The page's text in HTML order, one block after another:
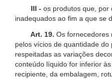
III - os produtos que, por
inadequados ao fim a que se
Art. 19. Os fornecedores
pelos vícios de quantidade do
respeitadas as variações
conteúdo líquido for inferior
recipiente, da embalagem,